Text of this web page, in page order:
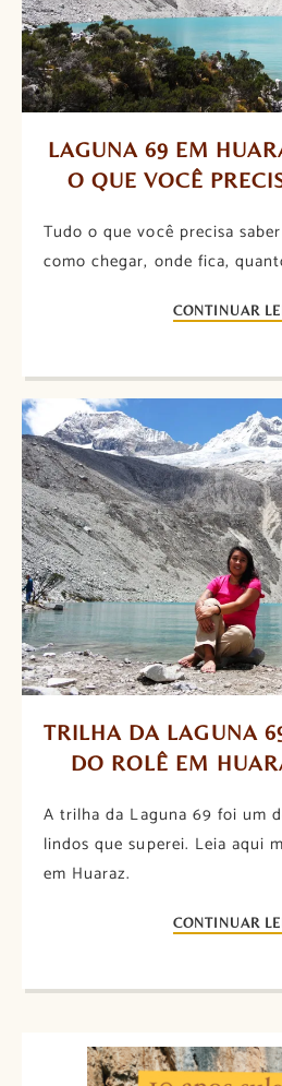
LAGUNA 69 EM
O QUE VOCÊ
Tudo o que você precisa
como chegar, onde fica,
CONTINUAR
TRILHA DA LAGUNA
DO ROLÊ EM
A trilha da Laguna 69 foi um
lindos que superei. Leia aqui
em Huaraz.
CONTINUAR